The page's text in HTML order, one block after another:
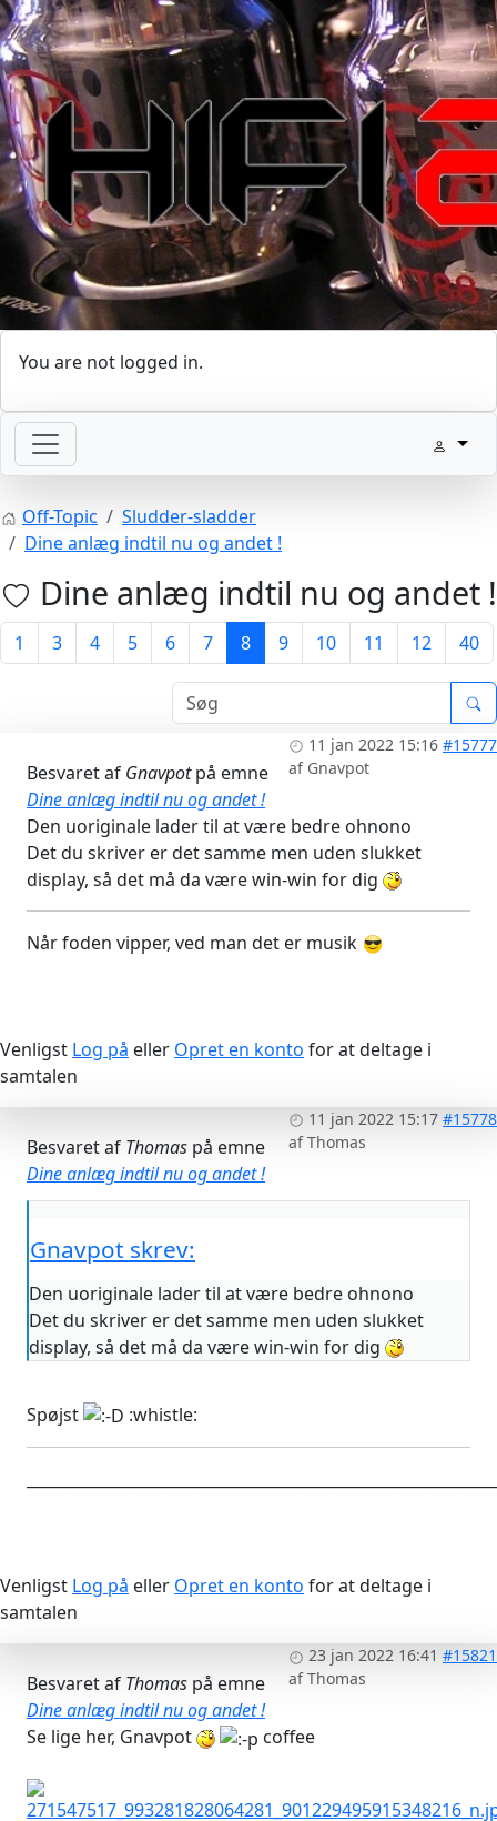
You are not logged in.
Off-Topic
Sludder-sladder
Dine anlæg indtil nu og andet !
Dine anlæg indtil nu og andet !
1 3 4 5 6 7 8 9 10 11 12 40
11 jan 2022 15:16 #15777
af Gnavpot
Besvaret af Gnavpotpå emne
Dine anlæg indtil nu og andet !
Den uoriginale lader til at være bedre ohnono
Det du skriver er det samme men uden slukket
display, så det må da være win-win for dig
Når foden vipper, ved man det er musik
Venligst Log på eller Opret en konto for at deltage i
samtalen
11 jan 2022 15:17 #15778
afThomas
Besvaret af Thomas på emne
Dine anlæg indtil nu og andet !
Gnavpot skrev:
Den uoriginale lader til at være bedre ohnono
Det du skriver er det samme men uden slukket
display, så det må da være win-win for dig
Spøjst :whistle:
Venligst Log på eller Opret en konto for at deltage i
samtalen
23 jan 2022 16:41 #15821
afThomas
Besvaret af Thomas på emne
Dine anlæg indtil nu og andet !
Se lige her, Gnavpot
coffee